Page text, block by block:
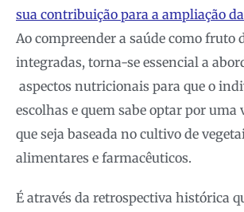
sua contribuição para a ampliação
Ao compreender a saúde como fruto
integradas, torna-se essencial a
aspectos nutricionais para que o
escolhas e quem sabe optar por uma
que seja baseada no cultivo de
alimentares e farmacêuticos.
É através da retrospectiva histórica